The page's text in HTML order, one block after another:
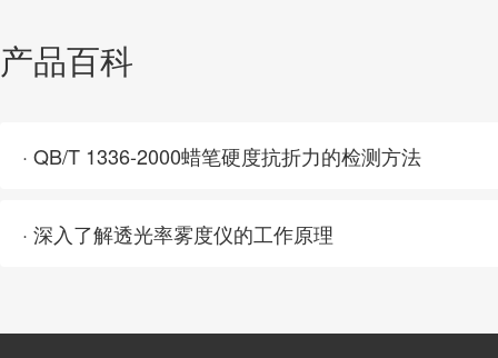
产品百科
· QB/T 1336-2000蜡笔硬度抗折力的检测方法
· 深入了解透光率雾度仪的工作原理